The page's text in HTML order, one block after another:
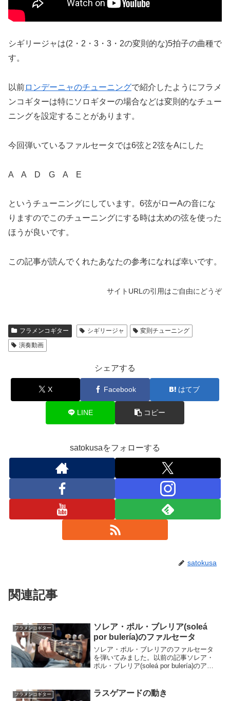
シギリージャは(2・2・3・3・2の変則的な)5拍子の曲種で
す。
以前ロンデーニャのチューニングで紹介したようにフラメ
ンコギターは特にソロギターの場合などは変則的なチュー
ニングを設定することがあります。
今回弾いているファルセータでは6弦と2弦をAにした
A A D G A E
というチューニングにしています。6弦がローAの音にな
りますのでこのチューニングにする時は太めの弦を使った
ほうが良いです。
この記事が読んでくれたあなたの参考になれば幸いです。
サイトURLの引用はご自由にどうぞ
フラメンコギター シギリージャ
変則チューニング
演奏動画
シェアする
X Facebook はてブ
LINE コピー
satokusaをフォローする
satokusa
関連記事
フラメンコギター
ソレア・ポル・ブレリア(soleá
por bulería)のファルセータ
ソレア・ポル・ブレリアのファルセータ
を弾いてみました。以前の記事ソレア・
ポル・ブレリア(soleá por bulería)のアル
(Gerardo Nuñez)というギタリ...
フラメンコギター ラスゲアードの動き